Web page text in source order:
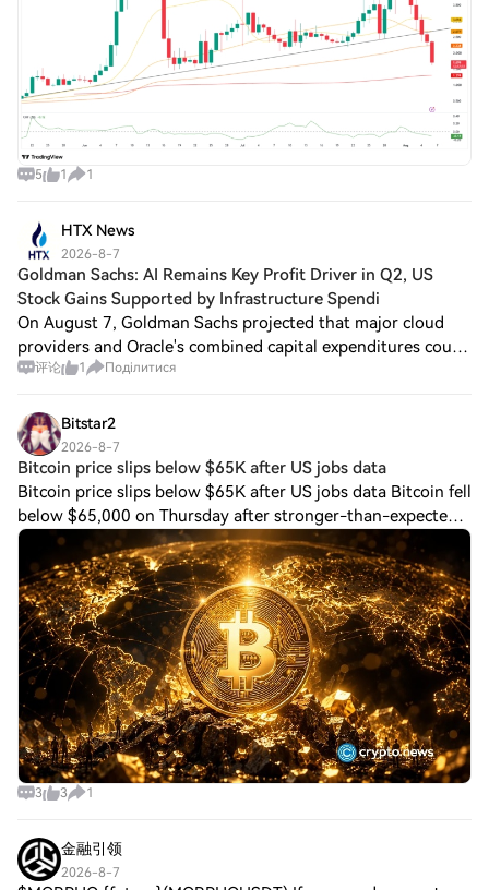
5 1 1
HTX News
2026-8-7
Goldman Sachs: AI Remains Key Profit Driver in Q2, US
Stock Gains Supported by Infrastructure Spendi
On August 7, Goldman Sachs projected that major cloud
providers and Oracle's combined capital expenditures could
approach $800 billion this year, indicating that investment
评论 1 Поділитися
Bitstar2
2026-8-7
Bitcoin price slips below $65K after US jobs data
Bitcoin price slips below $65K after US jobs data Bitcoin fell
below $65,000 on Thursday after stronger-than-expected
U.S. jobless claims data reinforced concerns that the Federal
Reserve could keep i
3 3 1
金融引领
2026-8-7